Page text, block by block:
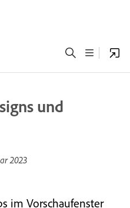
und
2023
im Vorschaufenster